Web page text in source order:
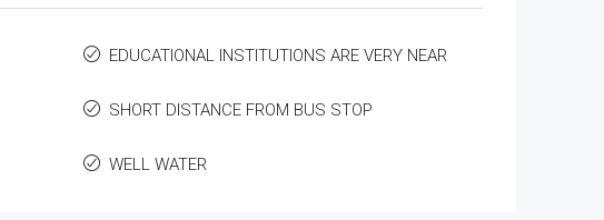
EDUCATIONAL INSTITUTIONS ARE VERY NEAR
SHORT DISTANCE FROM BUS STOP
WELL WATER